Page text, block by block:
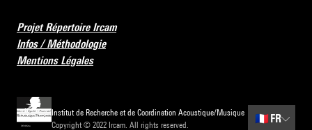
Projet Répertoire Ircam
Infos / Méthodologie
Mentions Légales
Institut de Recherche et de Coordination Acoustique/Musique
Copyright © 2022 Ircam. All rights reserved.
🇫🇷 FR